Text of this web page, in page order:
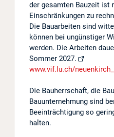
der gesamten Bauzeit ist
Einschränkungen zu
Die Bauarbeiten sind
können bei ungünstiger
werden. Die Arbeiten
Sommer 2027.
www.vif.lu.ch/
Die Bauherrschaft, die
Bauunternehmung sind
Beeinträchtigung so
halten.